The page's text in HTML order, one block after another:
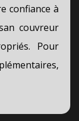
confiance à
couvreur
Pour